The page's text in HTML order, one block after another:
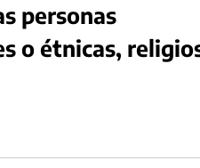
personas
o étnicas,